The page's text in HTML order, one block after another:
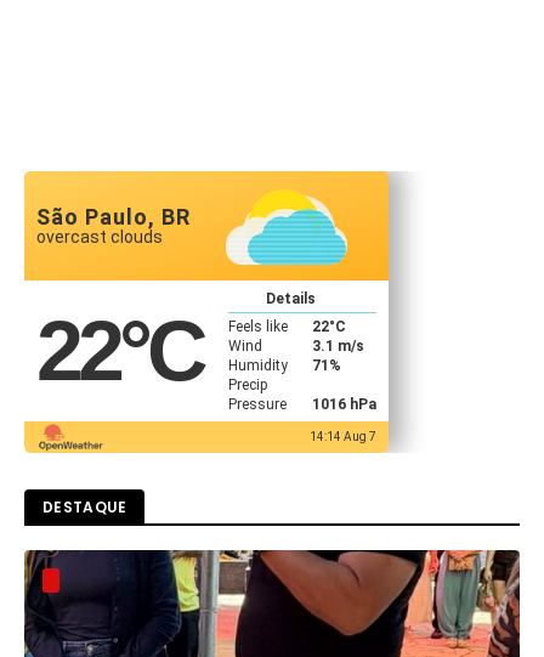
São Paulo, BR
overcast clouds
22°C
Details
Feels like
22°C
Wind
3.1 m/s
Humidity
71%
Precip
Pressure
1016 hPa
14:14 Aug 7
DESTAQUE